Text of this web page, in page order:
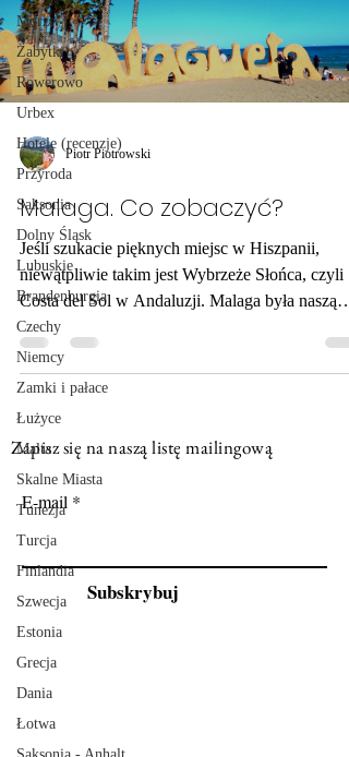
Morze
Zabytki
Rowerowo
Urbex
Hotele (recenzje)
Przyroda
Saksonia
Dolny Śląsk
Lubuskie
Brandenburgia
Czechy
Niemcy
Zamki i pałace
Łużyce
Malta
Skalne Miasta
Tunezja
Turcja
Finlandia
Szwecja
Estonia
Grecja
Dania
Łotwa
Piotr Piotrowski
Malaga. Co zobaczyć?
Jeśli szukacie pięknych miejsc w Hiszpanii,
niewątpliwie takim jest Wybrzeże Słońca, czyli
Costa del Sol w Andaluzji. Malaga była naszą
pierwszą przystanią w tej bajecznej krainie,
przesiąkniętej arabską kulturą, kuchnią czy
architekturą. To tu przylecieliśmy z Wrocławia
podziwiać i smakować właśnie od Malagi.
Kilkanaście słonecznych plaż na wybrzeżu Morza
Śródziemnego, rodzinny dom i muzeum Pabla
Picassa, arabskie tw
Zapisz się na naszą listę mailingową
E-mail
Subskrybuj